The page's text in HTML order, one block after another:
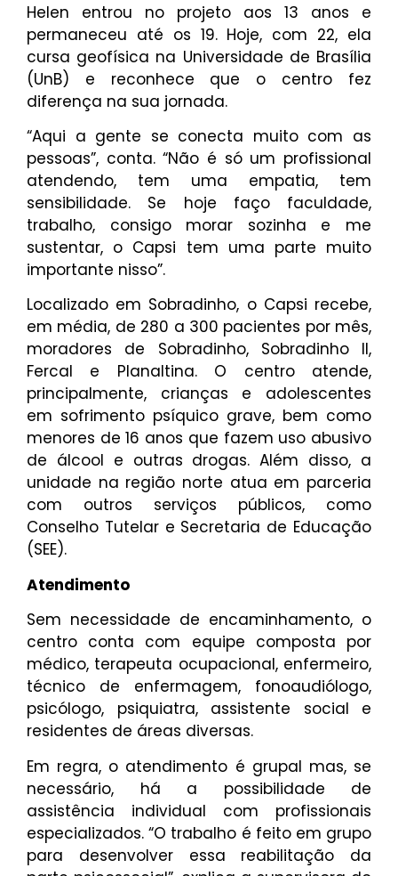
Helen entrou no projeto aos 13 anos e
permaneceu até os 19. Hoje, com 22, ela
cursa geofísica na Universidade de Brasília
(UnB) e reconhece que o centro fez
diferença na sua jornada.
“Aqui a gente se conecta muito com as
pessoas”, conta. “Não é só um profissional
atendendo, tem uma empatia, tem
sensibilidade. Se hoje faço faculdade,
trabalho, consigo morar sozinha e me
sustentar, o Capsi tem uma parte muito
importante nisso”.
Localizado em Sobradinho, o Capsi recebe,
em média, de 280 a 300 pacientes por mês,
moradores de Sobradinho, Sobradinho II,
Fercal e Planaltina. O centro atende,
principalmente, crianças e adolescentes
em sofrimento psíquico grave, bem como
menores de 16 anos que fazem uso abusivo
de álcool e outras drogas. Além disso, a
unidade na região norte atua em parceria
com outros serviços públicos, como
Conselho Tutelar e Secretaria de Educação
(SEE).
Atendimento
Sem necessidade de encaminhamento, o
centro conta com equipe composta por
médico, terapeuta ocupacional, enfermeiro,
técnico de enfermagem, fonoaudiólogo,
psicólogo, psiquiatra, assistente social e
residentes de áreas diversas.
Em regra, o atendimento é grupal mas, se
necessário, há a possibilidade de
assistência individual com profissionais
especializados. “O trabalho é feito em grupo
para desenvolver essa reabilitação da